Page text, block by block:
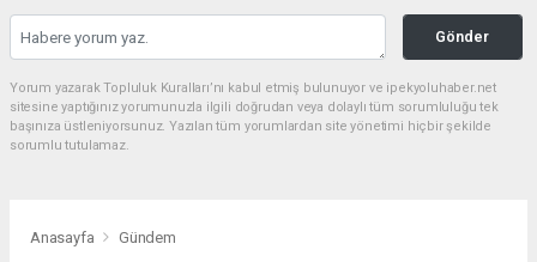
Gönder
Yorum yazarak Topluluk Kuralları’nı kabul etmiş bulunuyor ve ipekyoluhaber.net
sitesine yaptığınız yorumunuzla ilgili doğrudan veya dolaylı tüm sorumluluğu tek
başınıza üstleniyorsunuz. Yazılan tüm yorumlardan site yönetimi hiçbir şekilde
sorumlu tutulamaz.
Anasayfa Gündem